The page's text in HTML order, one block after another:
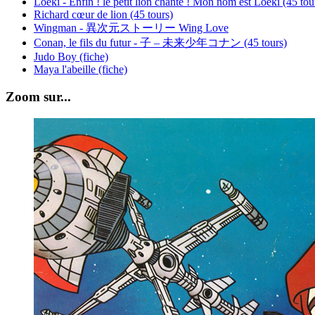
Richard cœur de lion (45 tours)
Wingman - 異次元ストーリー Wing Love
Conan, le fils du futur - 子 – 未来少年コナン (45 tours)
Judo Boy (fiche)
Maya l'abeille (fiche)
Zoom sur...